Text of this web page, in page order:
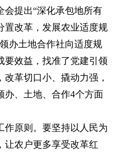
会提出“深化承包地所有
置改革，发展农业适度规
办土地合作社向适度规
要效益，找准了党建引领
革切口小、撬动力强，
办、土地、合作4个方面
作原则。要坚持以人民为
让农户更多享受改革红